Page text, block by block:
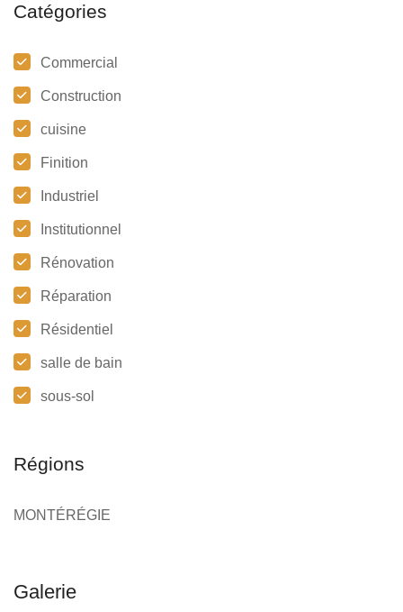
Catégories
Commercial
Construction
cuisine
Finition
Industriel
Institutionnel
Rénovation
Réparation
Résidentiel
salle de bain
sous-sol
Régions
MONTÉRÉGIE